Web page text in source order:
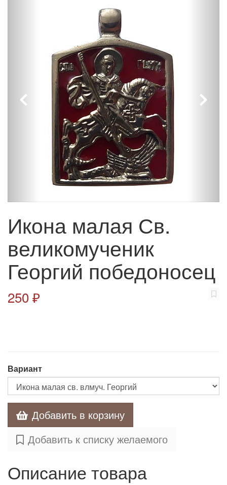
Икона малая Св.
великомученик
Георгий победоносец
250 ₽
Вариант
Добавить в корзину
Добавить к списку желаемого
Описание товара